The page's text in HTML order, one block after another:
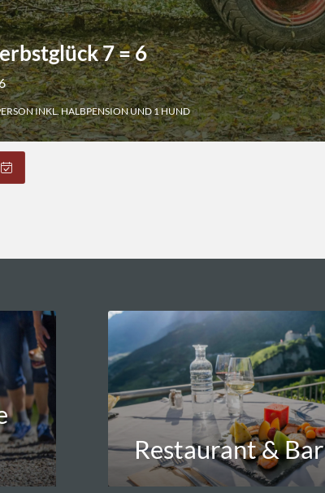
7 = 6
INKL. HALBPENSION UND 1 HUND
Restaurant & Bar